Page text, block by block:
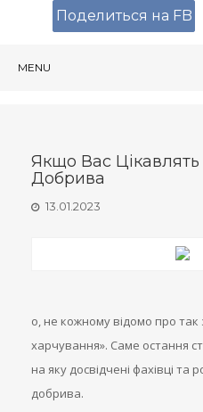
MENU
Якщо Вас Цікавлять
Добрива
13.01.2023
о, не кожному відомо про так
харчування». Саме остання
на яку досвідчені фахівці та
добрива.
Поделиться на FB